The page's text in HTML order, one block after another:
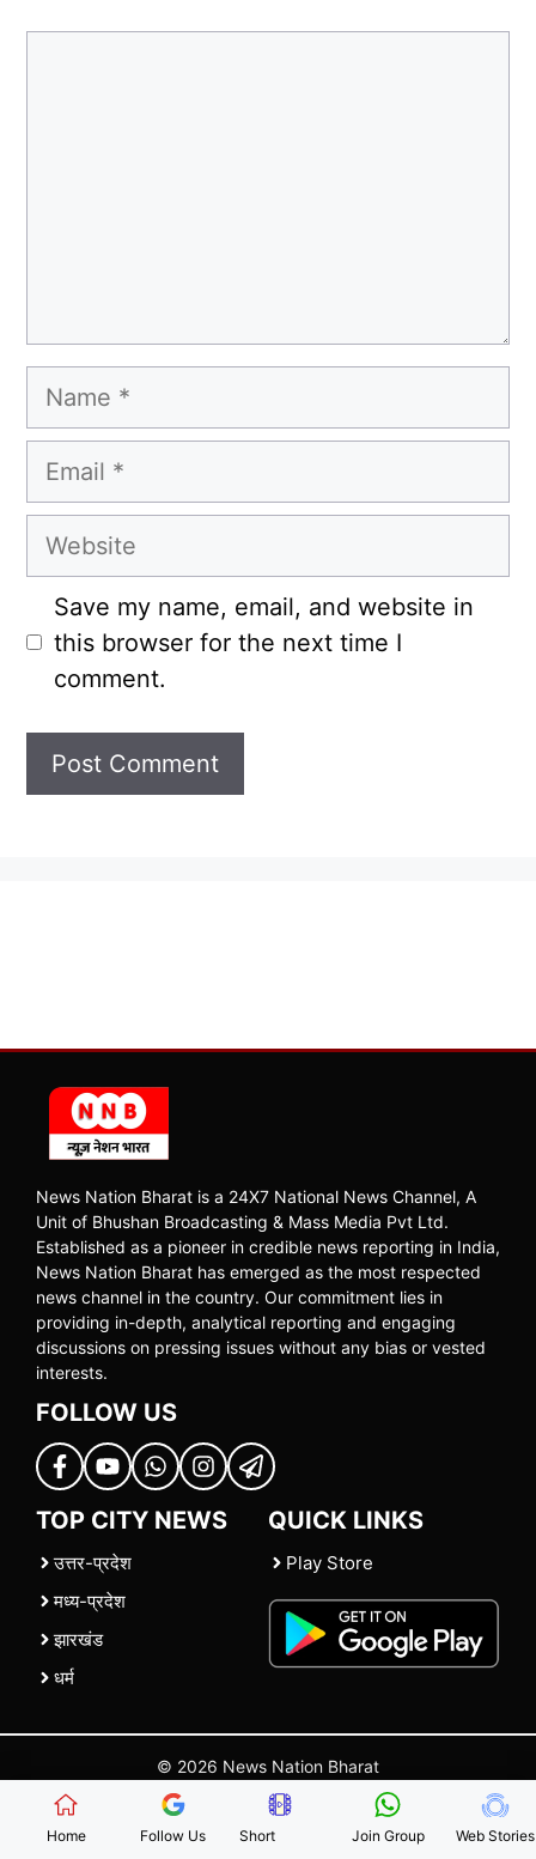
Name
Email
Website
Save my name, email, and website in
this browser for the next time I
comment.
News Nation Bharat is a 24X7 National News Channel, A
Unit of Bhushan Broadcasting & Mass Media Pvt Ltd.
Established as a pioneer in credible news reporting in India,
News Nation Bharat has emerged as the most respected
news channel in the country. Our commitment lies in
providing in-depth, analytical reporting and engaging
discussions on pressing issues without any bias or vested
interests.
FOLLOW US
TOP CITY NEWS
उत्तर-प्रदेश
मध्य-प्रदेश
झारखंड
धर्म
QUICK LINKS
Play Store
© 2026 News Nation Bharat
| |Contact Us |Policies Terms and Conditions
Home Follow Us
Short
Join Group Web Stories